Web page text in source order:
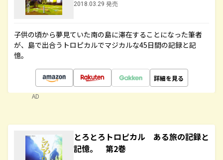
2018.03.29 発売
子供の頃から夢見ていた南の島に滞在することになった筆者
が、島で出合うトロピカルでマジカルな45日間の記録と記
憶。
詳細を見る
AD
とろとろトロピカル ある旅の記録と
記憶。 第2巻